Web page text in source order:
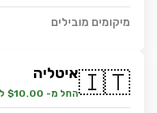
מיקומים מובילים
🇮🇹איטליה
החל מ- $10.00 ליום